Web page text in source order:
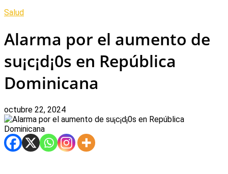
Salud
Alarma por el aumento de
su¡c¡d¡0s en República
Dominicana
octubre 22, 2024